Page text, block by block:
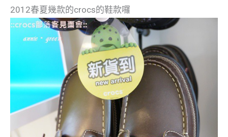
2012春夏幾款的crocs的鞋款囉